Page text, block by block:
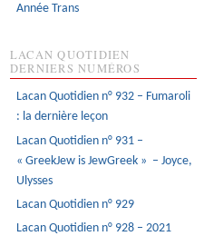
Année Trans
LACAN QUOTIDIEN
DERNIERS NUMÉROS
Lacan Quotidien n° 932 – Fumaroli
: la dernière leçon
Lacan Quotidien n° 931 –
« GreekJew is JewGreek » – Joyce,
Ulysses
Lacan Quotidien n° 929
Lacan Quotidien n° 928 – 2021